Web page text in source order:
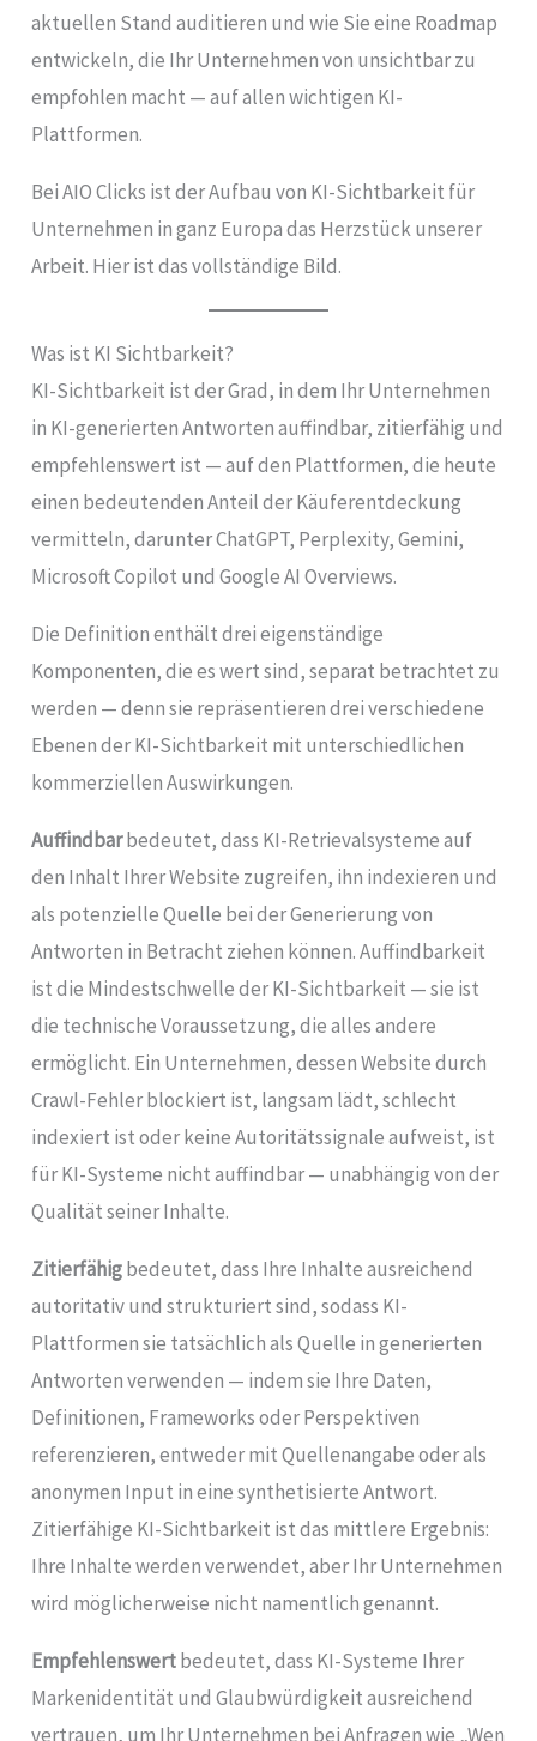
aktuellen Stand auditieren und wie Sie eine Roadmap
entwickeln, die Ihr Unternehmen von unsichtbar zu
empfohlen macht — auf allen wichtigen KI-
Plattformen.
Bei AIO Clicks ist der Aufbau von KI-Sichtbarkeit für
Unternehmen in ganz Europa das Herzstück unserer
Arbeit. Hier ist das vollständige Bild.
Was ist KI Sichtbarkeit?
KI-Sichtbarkeit ist der Grad, in dem Ihr Unternehmen
in KI-generierten Antworten auffindbar, zitierfähig und
empfehlenswert ist — auf den Plattformen, die heute
einen bedeutenden Anteil der Käuferentdeckung
vermitteln, darunter ChatGPT, Perplexity, Gemini,
Microsoft Copilot und Google AI Overviews.
Die Definition enthält drei eigenständige
Komponenten, die es wert sind, separat betrachtet zu
werden — denn sie repräsentieren drei verschiedene
Ebenen der KI-Sichtbarkeit mit unterschiedlichen
kommerziellen Auswirkungen.
Auffindbarbedeutet, dass KI-Retrievalsysteme auf
den Inhalt Ihrer Website zugreifen, ihn indexieren und
als potenzielle Quelle bei der Generierung von
Antworten in Betracht ziehen können. Auffindbarkeit
ist die Mindestschwelle der KI-Sichtbarkeit — sie ist
die technische Voraussetzung, die alles andere
ermöglicht. Ein Unternehmen, dessen Website durch
Crawl-Fehler blockiert ist, langsam lädt, schlecht
indexiert ist oder keine Autoritätssignale aufweist, ist
für KI-Systeme nicht auffindbar — unabhängig von der
Qualität seiner Inhalte.
Zitierfähigbedeutet, dass Ihre Inhalte ausreichend
autoritativ und strukturiert sind, sodass KI-
Plattformen sie tatsächlich als Quelle in generierten
Antworten verwenden — indem sie Ihre Daten,
Definitionen, Frameworks oder Perspektiven
referenzieren, entweder mit Quellenangabe oder als
anonymen Input in eine synthetisierte Antwort.
Zitierfähige KI-Sichtbarkeit ist das mittlere Ergebnis:
Ihre Inhalte werden verwendet, aber Ihr Unternehmen
wird möglicherweise nicht namentlich genannt.
Empfehlenswertbedeutet, dass KI-Systeme Ihrer
Markenidentität und Glaubwürdigkeit ausreichend
vertrauen, um Ihr Unternehmen bei Anfragen wie „Wen